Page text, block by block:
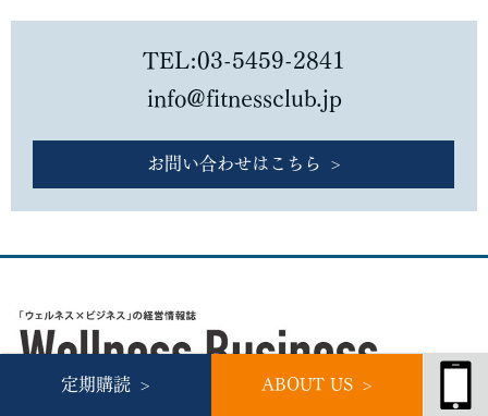
定期購読 ABOUT US
TEL:03-5459-2841
info@fitnessclub.jp
お問い合わせはこちら
東京都渋谷区神泉町20-25 神泉QSビル8F